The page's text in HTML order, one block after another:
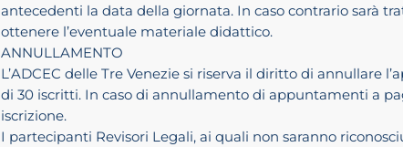
antecedenti la data della giornata. In caso contrario sarà
ottenere l’eventuale materiale didattico.
ANNULLAMENTO
L’ADCEC delle Tre Venezie si riserva il diritto di
di 30 iscritti. In caso di annullamento di appuntamenti a
iscrizione.
I partecipanti Revisori Legali, ai quali non saranno